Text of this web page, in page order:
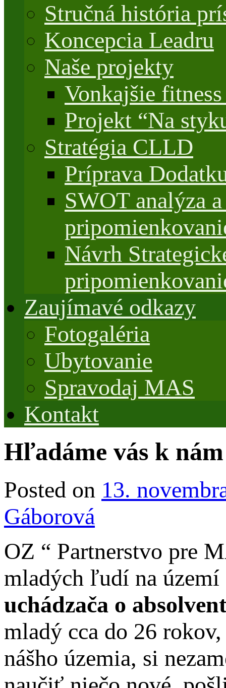
Stručná história
Koncepcia Leadru
Naše projekty
Vonkajšie
Projekt “Na
Stratégia CLLD
Príprava
SWOT analýza
Návrh
Zaujímavé odkazy
Fotogaléria
Ubytovanie
Spravodaj MAS
Kontakt
Hľadáme vás k
Posted on 13.
Gáborová
OZ “ Partnerstvo pre
mladých ľudí na
uchádzača o
mladý cca do 26
nášho územia, si